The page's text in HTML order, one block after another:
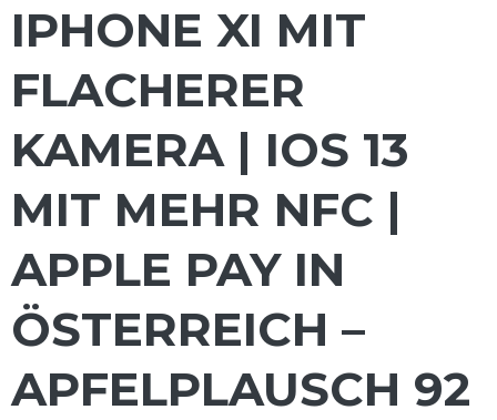
IPHONE XI MIT
FLACHERER
KAMERA | IOS 13
MIT MEHR NFC |
APPLE PAY IN
ÖSTERREICH –
APFELPLAUSCH 92